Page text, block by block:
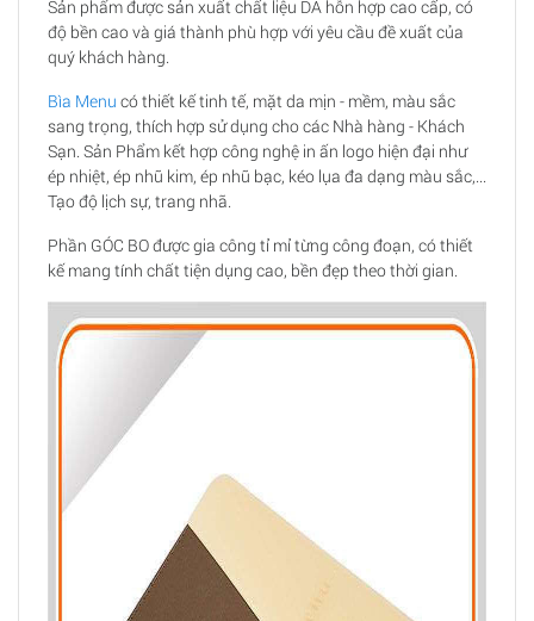
Sản phẩm được sản xuất chất liệu DA hỗn hợp cao cấp, có
độ bền cao và giá thành phù hợp với yêu cầu đề xuất của
quý khách hàng.
Bìa Menu có thiết kế tinh tế, mặt da mịn - mềm, màu sắc
sang trọng, thích hợp sử dụng cho các Nhà hàng - Khách
Sạn. Sản Phẩm kết hợp công nghệ in ấn logo hiện đại như
ép nhiệt, ép nhũ kim, ép nhũ bạc, kéo lụa đa dạng màu sắc,...
Tạo độ lịch sự, trang nhã.
Phần GÓC BO được gia công tỉ mỉ từng công đoạn, có thiết
kế mang tính chất tiện dụng cao, bền đẹp theo thời gian.